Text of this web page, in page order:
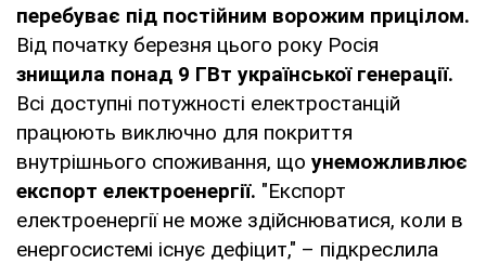
перебуває під постійним ворожим прицілом.
Від початку березня цього року Росія
знищила понад 9 ГВт української генерації.
Всі доступні потужності електростанцій
працюють виключно для покриття
внутрішнього споживання, що унеможливлює
експорт електроенергії. "Експорт
електроенергії не може здійснюватися, коли в
енергосистемі існує дефіцит," – підкреслила